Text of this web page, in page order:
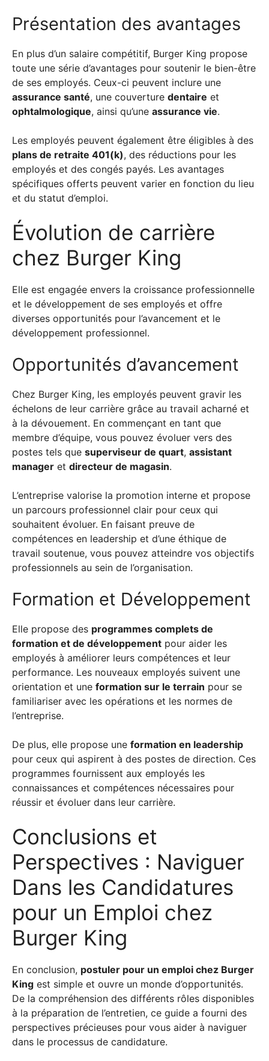
Présentation des avantages
En plus d’un salaire compétitif, Burger King propose
toute une série d’avantages pour soutenir le bien-être
de ses employés. Ceux-ci peuvent inclure une
assurance santé, une couverture dentaire et
ophtalmologique, ainsi qu’une assurance vie.
Les employés peuvent également être éligibles à des
plans de retraite 401(k), des réductions pour les
employés et des congés payés. Les avantages
spécifiques offerts peuvent varier en fonction du lieu
et du statut d’emploi.
Évolution de carrière
chez Burger King
Elle est engagée envers la croissance professionnelle
et le développement de ses employés et offre
diverses opportunités pour l’avancement et le
développement professionnel.
Opportunités d’avancement
Chez Burger King, les employés peuvent gravir les
échelons de leur carrière grâce au travail acharné et
à la dévouement. En commençant en tant que
membre d’équipe, vous pouvez évoluer vers des
postes tels que superviseur de quart, assistant
manager et directeur de magasin.
L’entreprise valorise la promotion interne et propose
un parcours professionnel clair pour ceux qui
souhaitent évoluer. En faisant preuve de
compétences en leadership et d’une éthique de
travail soutenue, vous pouvez atteindre vos objectifs
professionnels au sein de l’organisation.
Formation et Développement
Elle propose des programmes complets de
formation et de développement pour aider les
employés à améliorer leurs compétences et leur
performance. Les nouveaux employés suivent une
orientation et une formation sur le terrain pour se
familiariser avec les opérations et les normes de
l’entreprise.
De plus, elle propose une formation en leadership
pour ceux qui aspirent à des postes de direction. Ces
programmes fournissent aux employés les
connaissances et compétences nécessaires pour
réussir et évoluer dans leur carrière.
Conclusions et
Perspectives : Naviguer
Dans les Candidatures
pour un Emploi chez
Burger King
En conclusion, postuler pour un emploi chez Burger
King est simple et ouvre un monde d’opportunités.
De la compréhension des différents rôles disponibles
à la préparation de l’entretien, ce guide a fourni des
perspectives précieuses pour vous aider à naviguer
dans le processus de candidature.